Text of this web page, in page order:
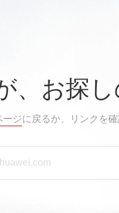
、お探
ージに戻るか、リンクを